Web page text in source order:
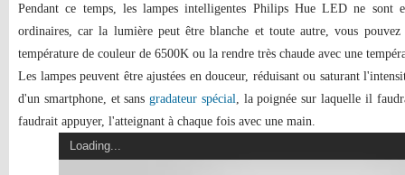
Pendant ce temps, les lampes intelligentes Philips Hue LED ne sont
ordinaires, car la lumière peut être blanche et toute autre, vous
température de couleur de 6500K ou la rendre très chaude avec une
Les lampes peuvent être ajustées en douceur, réduisant ou saturant
d'un smartphone, et sansgradateur spécial, la poignée sur laquelle il
faudrait appuyer, l'atteignant à chaque fois avec une main.
Loading...